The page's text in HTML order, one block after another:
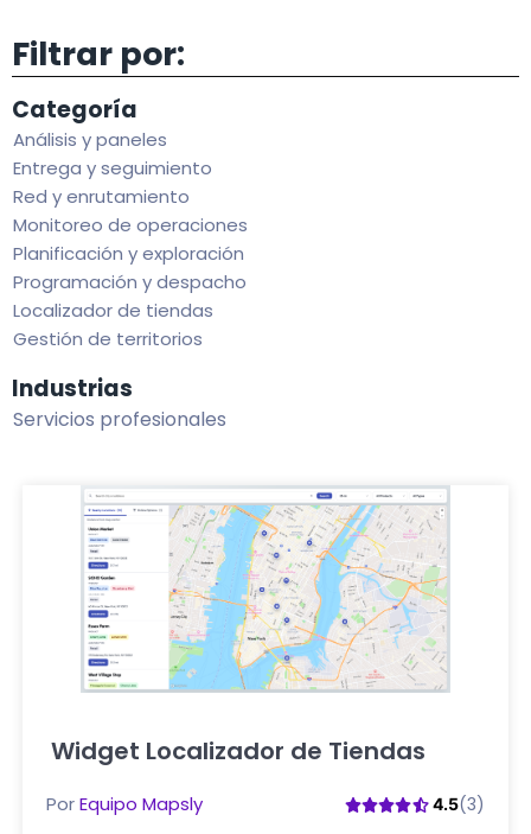
Filtrar por:
Categoría
Análisis y paneles
Entrega y seguimiento
Red y enrutamiento
Monitoreo de operaciones
Planificación y exploración
Programación y despacho
Localizador de tiendas
Gestión de territorios
Industrias
Servicios profesionales
Widget Localizador de Tiendas
PorEquipo Mapsly 4.5(3)